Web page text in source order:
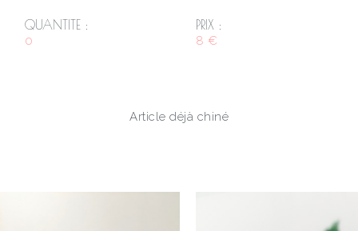
QUANTITE :
0
PRIX :
8 €
Article déjà chiné